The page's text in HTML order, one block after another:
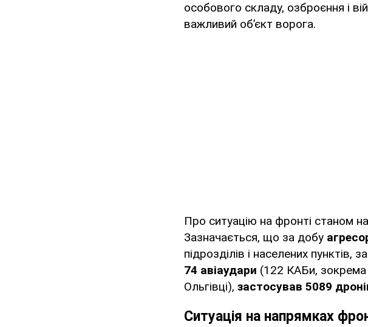
особового складу, озброєння і
важливий об’єкт ворога.
Про ситуацію на фронті станом
Зазначається, що за добу
підрозділів і населених пунктів,
74 авіаудари (122 КАБи, зокрема
Ольгівці), застосував 5089
Ситуація на напрямках